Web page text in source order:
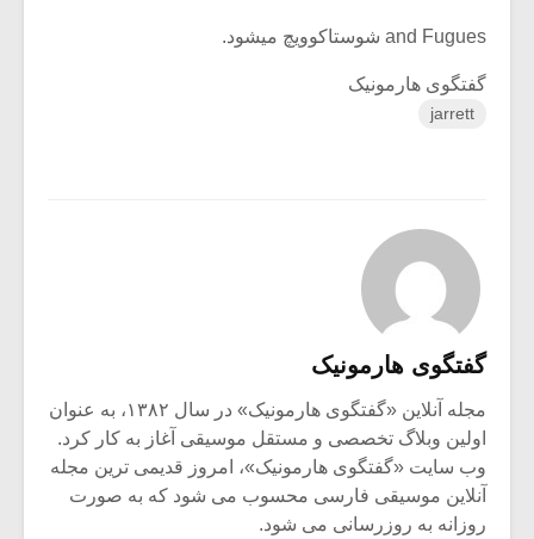
and Fugues شوستاکوویچ میشود.
گفتگوی هارمونیک
jarrett
گفتگوی هارمونیک
مجله آنلاین «گفتگوی هارمونیک» در سال ۱۳۸۲، به عنوان
اولین وبلاگ تخصصی و مستقل موسیقی آغاز به کار کرد.
وب سایت «گفتگوی هارمونیک»، امروز قدیمی ترین مجله
آنلاین موسیقی فارسی محسوب می شود که به صورت
روزانه به روزرسانی می شود.